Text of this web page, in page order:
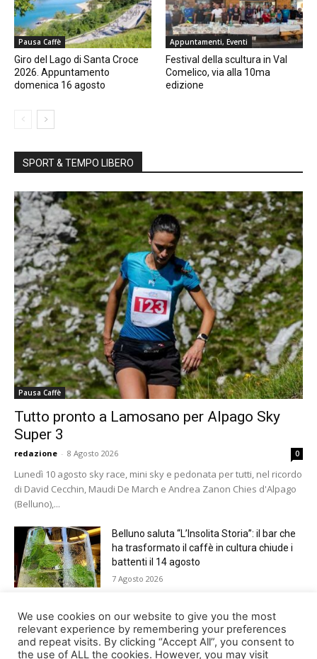
Pausa Caffè
Giro del Lago di Santa Croce
2026. Appuntamento
domenica 16 agosto
Appuntamenti, Eventi
Festival della scultura in Val
Comelico, via alla 10ma
edizione
SPORT & TEMPO LIBERO
Pausa Caffè
Tutto pronto a Lamosano per Alpago Sky
Super 3
redazione - 8 Agosto 2026 0
Lunedì 10 agosto sky race, mini sky e pedonata per tutti, nel ricordo
di David Cecchin, Maudi De March e Andrea Zanon Chies d'Alpago
(Belluno),...
Belluno saluta “L’Insolita Storia”: il bar che
ha trasformato il caffè in cultura chiude i
battenti il 14 agosto
7 Agosto 2026
Giro del Lago di Santa Croce 2026.
Appuntamento domenica 16 agosto
7 Agosto 2026
We use cookies on our website to give you the most
relevant experience by remembering your preferences
and repeat visits. By clicking “Accept All”, you consent to
the use of ALL the cookies. However, you may visit